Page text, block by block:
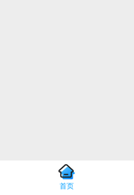
首页